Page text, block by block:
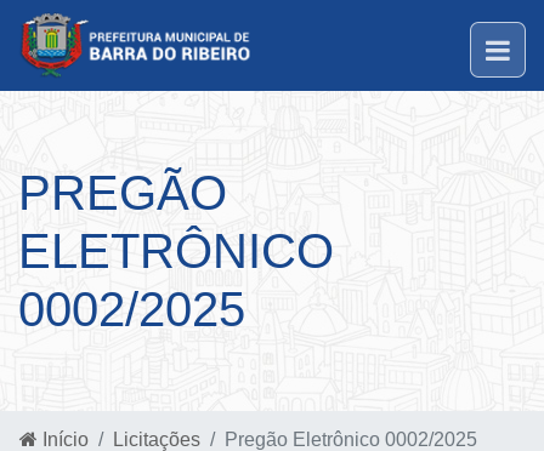
PREGÃO
ELETRÔNICO
0002/2025
Início Licitações Pregão Eletrônico 0002/2025